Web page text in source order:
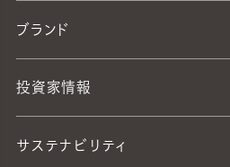
ブランド
投資家情報
サステナビリティ